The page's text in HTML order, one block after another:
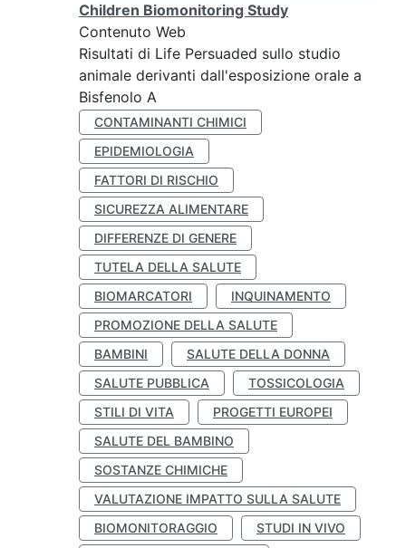
Children Biomonitoring Study
Contenuto Web
Risultati di Life Persuaded sullo studio
animale derivanti dall'esposizione orale a
Bisfenolo A
CONTAMINANTI CHIMICI
EPIDEMIOLOGIA
FATTORI DI RISCHIO
SICUREZZA ALIMENTARE
DIFFERENZE DI GENERE
TUTELA DELLA SALUTE
BIOMARCATORI
INQUINAMENTO
PROMOZIONE DELLA SALUTE
BAMBINI
SALUTE DELLA DONNA
SALUTE PUBBLICA
TOSSICOLOGIA
STILI DI VITA
PROGETTI EUROPEI
SALUTE DEL BAMBINO
SOSTANZE CHIMICHE
VALUTAZIONE IMPATTO SULLA SALUTE
BIOMONITORAGGIO
STUDI IN VIVO